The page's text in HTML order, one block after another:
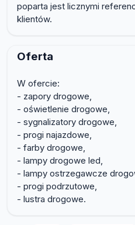
poparta jest licznymi
klientów.
Oferta
W ofercie:
- zapory drogowe,
- oświetlenie drogowe,
- sygnalizatory drogowe,
- progi najazdowe,
- farby drogowe,
- lampy drogowe led,
- lampy ostrzegawcze
- progi podrzutowe,
- lustra drogowe.